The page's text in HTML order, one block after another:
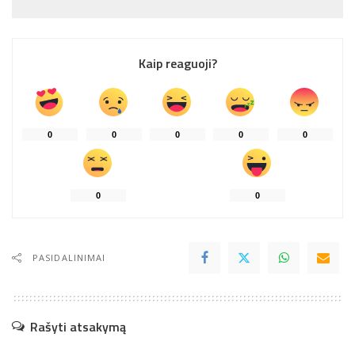
Kaip reaguoji?
0 0 0 0 0
0 0
PASIDALINIMAI
Rašyti atsakymą